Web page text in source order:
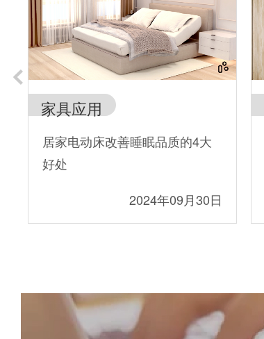
家具应用
居家电动床改善睡眠品质的4大
好处
2024年09月30日